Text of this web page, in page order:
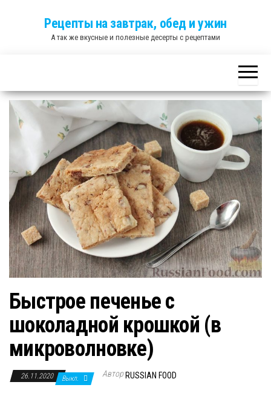
Рецепты на завтрак, обед и ужин
А так же вкусные и полезные десерты с рецептами
Быстрое печенье с
шоколадной крошкой (в
микроволновке)
26.11.2020 Выкл. Автор RUSSIAN FOOD